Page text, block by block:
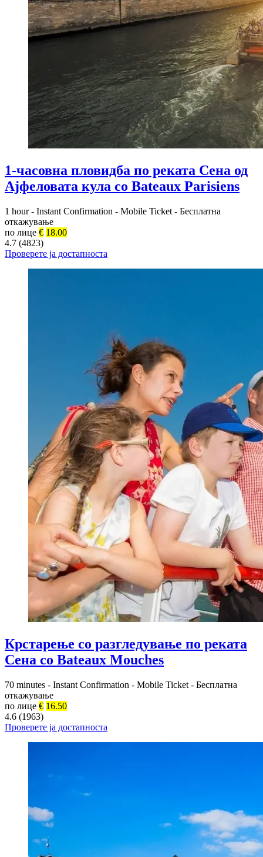
1-часовна пловидба по реката Сена од
Ајфеловата кула со Bateaux Parisiens
1 hour - Instant Confirmation - Mobile Ticket - Бесплатна
откажување
по лице € 18.00
4.7 (4823)
Проверете ја достапноста
Крстарење со разгледување по реката
Сена со Bateaux Mouches
70 minutes - Instant Confirmation - Mobile Ticket - Бесплатна
откажување
по лице € 16.50
4.6 (1963)
Проверете ја достапноста